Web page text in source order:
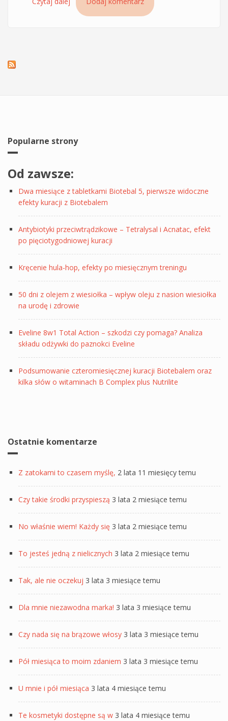
aktywny lifting - ulubiony krem od kilku lat
Popularne strony
Od zawsze:
Dwa miesiące z tabletkami Biotebal 5, pierwsze widoczne
efekty kuracji z Biotebalem
Antybiotyki przeciwtrądzikowe – Tetralysal i Acnatac, efekt
po pięciotygodniowej kuracji
Kręcenie hula-hop, efekty po miesięcznym treningu
50 dni z olejem z wiesiołka – wpływ oleju z nasion wiesiołka
na urodę i zdrowie
Eveline 8w1 Total Action – szkodzi czy pomaga? Analiza
składu odżywki do paznokci Eveline
Podsumowanie czteromiesięcznej kuracji Biotebalem oraz
kilka słów o witaminach B Complex plus Nutrilite
Ostatnie komentarze
Z zatokami to czasem myślę, 2 lata 11 miesięcy temu
Czy takie środki przyspieszą 3 lata 2 miesiące temu
No właśnie wiem! Każdy się 3 lata 2 miesiące temu
To jesteś jedną z nielicznych 3 lata 2 miesiące temu
Tak, ale nie oczekuj 3 lata 3 miesiące temu
Dla mnie niezawodna marka! 3 lata 3 miesiące temu
Czy nada się na brązowe włosy 3 lata 3 miesiące temu
Pół miesiąca to moim zdaniem 3 lata 3 miesiące temu
U mnie i pół miesiąca 3 lata 4 miesiące temu
Te kosmetyki dostępne są w 3 lata 4 miesiące temu